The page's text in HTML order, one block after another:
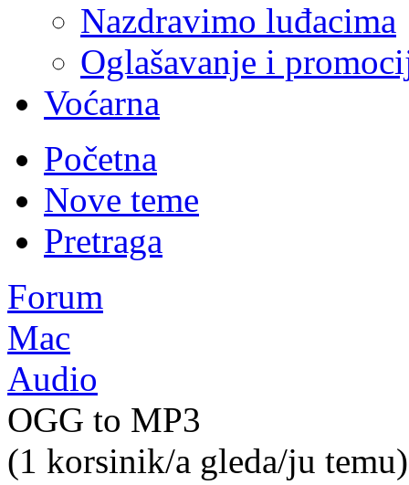
Nazdravimo luđacima
Oglašavanje i
Voćarna
Početna
Nove teme
Pretraga
Forum
Mac
Audio
OGG to MP3
(1 korsinik/a gleda/ju